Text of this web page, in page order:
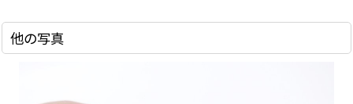
他の写真